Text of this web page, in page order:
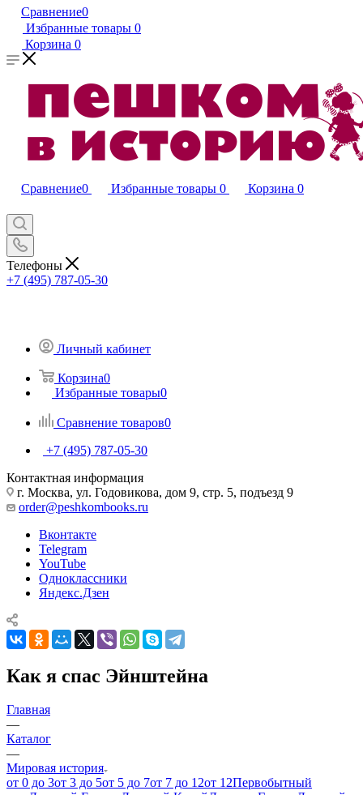
Сравнение0
Избранные товары 0
Корзина 0
Сравнение0 Избранные товары 0 Корзина 0
Телефоны
+7 (495) 787-05-30
Личный кабинет
Корзина0
Избранные товары0
Сравнение товаров0
+7 (495) 787-05-30
Контактная информация
г. Москва, ул. Годовикова, дом 9, стр. 5, подъезд 9
order@peshkombooks.ru
Вконтакте
Telegram
YouTube
Одноклассники
Яндекс.Дзен
Как я спас Эйнштейна
Главная
—
Каталог
—
Мировая история
от 0 до 3от 3 до 5от 5 до 7от 7 до 12от 12Первобытный